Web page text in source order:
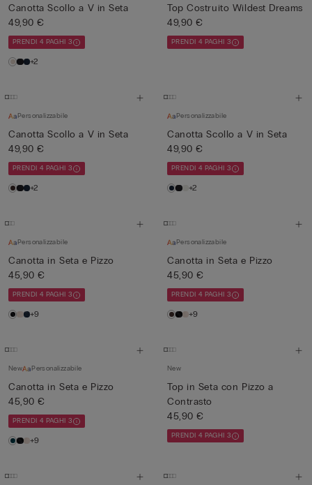
Canotta Scollo a V in Seta
49,90 €
PRENDI 4 PAGHI 3
+2
Top Costruito Wildest Dreams
49,90 €
PRENDI 4 PAGHI 3
Personalizzabile
Canotta Scollo a V in Seta
49,90 €
PRENDI 4 PAGHI 3
+2
Personalizzabile
Canotta Scollo a V in Seta
49,90 €
PRENDI 4 PAGHI 3
+2
Personalizzabile
Canotta in Seta e Pizzo
45,90 €
PRENDI 4 PAGHI 3
+9
Personalizzabile
Canotta in Seta e Pizzo
45,90 €
PRENDI 4 PAGHI 3
+9
New Personalizzabile
Canotta in Seta e Pizzo
45,90 €
PRENDI 4 PAGHI 3
+9
New
Top in Seta con Pizzo a
Contrasto
45,90 €
PRENDI 4 PAGHI 3